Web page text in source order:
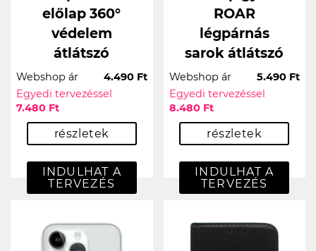
előlap 360°
védelem
átlátszó
Webshop ár
4.490 Ft
Egyedi tervezéssel
7.480 Ft
részletek
INDULHAT A
TERVEZÉS
ROAR
légpárnás
sarok átlátszó
Webshop ár
5.490 Ft
Egyedi tervezéssel
8.480 Ft
részletek
INDULHAT A
TERVEZÉS